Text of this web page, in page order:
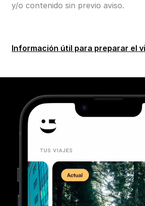
y/o contenido sin previo aviso.
Información útil para preparar el